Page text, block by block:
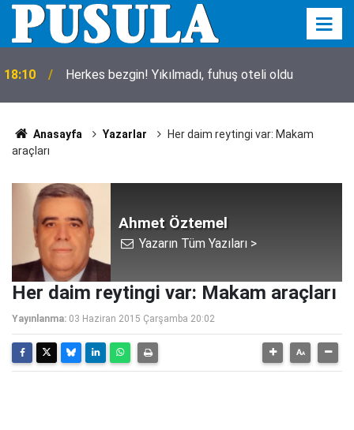
18:10 Herkes bezgin! Yıkılmadı, fuhuş oteli oldu
Anasayfa Yazarlar
Her daim reytingi var: Makam
araçları
Ahmet Öztemel
Yazarın Tüm Yazıları >
Her daim reytingi var: Makam araçları
Yayınlanma: 03 Haziran 2015 Çarşamba 20:02